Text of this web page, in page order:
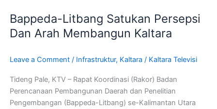
Bappeda-Litbang Satukan Persepsi
Dan Arah Membangun Kaltara
Leave a Comment / Infrastruktur, Kaltara / Kaltara Televisi
Tideng Pale, KTV – Rapat Koordinasi (Rakor) Badan
Perencanaan Pembangunan Daerah dan Penelitian
Pengembangan (Bappeda-Litbang) se-Kalimantan Utara
Satukan
Persepsi
Membangun
Kaltara